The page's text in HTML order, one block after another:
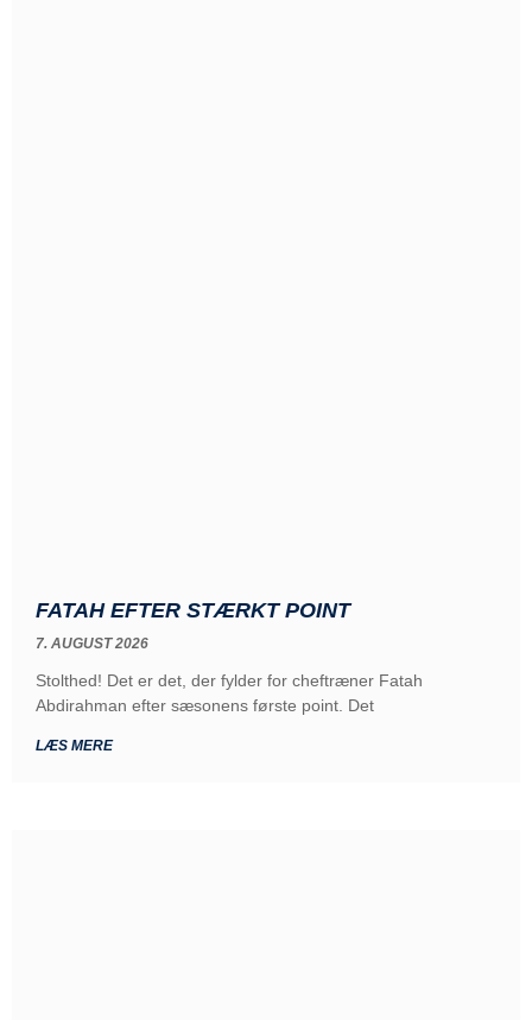
FATAH EFTER STÆRKT POINT
7. AUGUST 2026
Stolthed! Det er det, der fylder for cheftræner Fatah
Abdirahman efter sæsonens første point. Det
LÆS MERE